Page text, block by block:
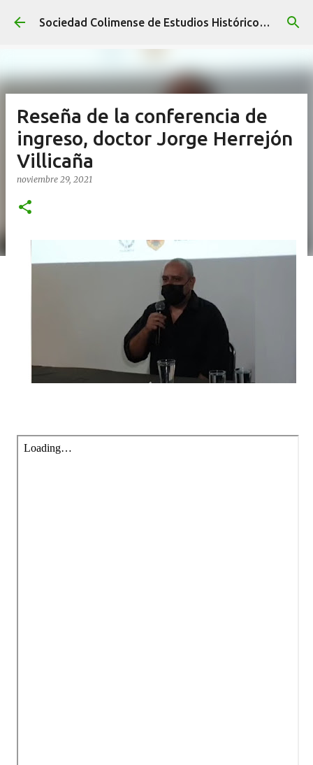
Ir al contenido principal Sociedad Colimense de Estudios Históricos A. C.
Reseña de la conferencia de
ingreso, doctor Jorge Herrejón
Villicaña
noviembre 29, 2021